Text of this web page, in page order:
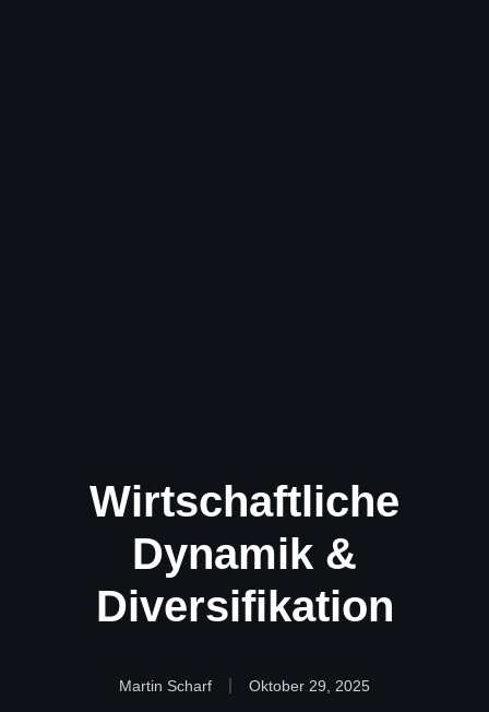
Wirtschaftliche
Dynamik &
Diversifikation
Martin Scharf Oktober 29, 2025